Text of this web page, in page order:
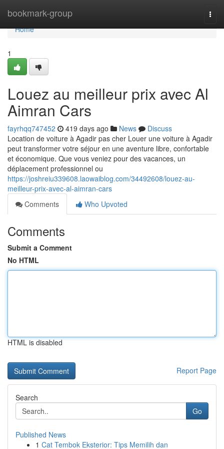
bookmark-group
Home
Home
1
Louez au meilleur prix avec Al
Aimran Cars
fayrhqq747452 419 days ago News
Discuss
Location de voiture à Agadir pas cher Louer une voiture à Agadir
peut transformer votre séjour en une aventure libre, confortable
et économique. Que vous veniez pour des vacances, un
déplacement professionnel ou
https://joshreiu339608.laowaiblog.com/34492608/louez-au-
meilleur-prix-avec-al-aimran-cars
Comments
Who Upvoted
Comments
Submit a Comment
No HTML
HTML is disabled
Report Page
Search
Go
Published News
1 Cat Tembok Eksterior: Tips Memilih dan